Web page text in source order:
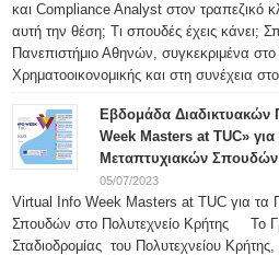
και Compliance Analyst στον τραπεζικό
αυτή την θέση; Τι σπουδές έχεις κάνει;
Πανεπιστήμιο Αθηνών, συγκεκριμένα στο
Χρηματοοικονομικής και στη συνέχεια
Εβδομάδα
Week Masters at TUC»
Μεταπτυχιακών Σπουδών
05/07/2023
Virtual Info Week Masters at TUC για τα
Σπουδών στο Πολυτεχνείο Κρήτης Το
Σταδιοδρομίας του Πολυτεχνείου